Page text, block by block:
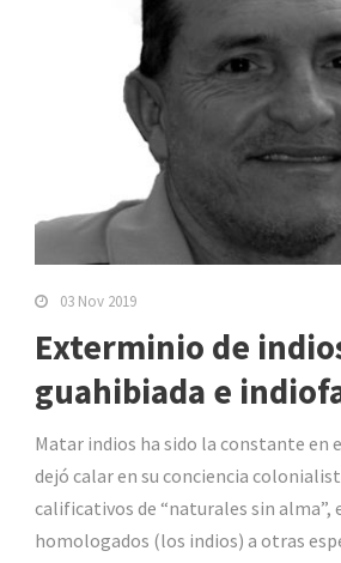
03 Nov 2019
Exterminio de
guahibiada e
Matar indios ha sido la constante en
dejó calar en su conciencia
calificativos de “naturales sin alma”,
homologados (los indios) a otras